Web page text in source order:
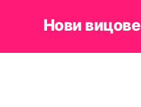
Нови вицове